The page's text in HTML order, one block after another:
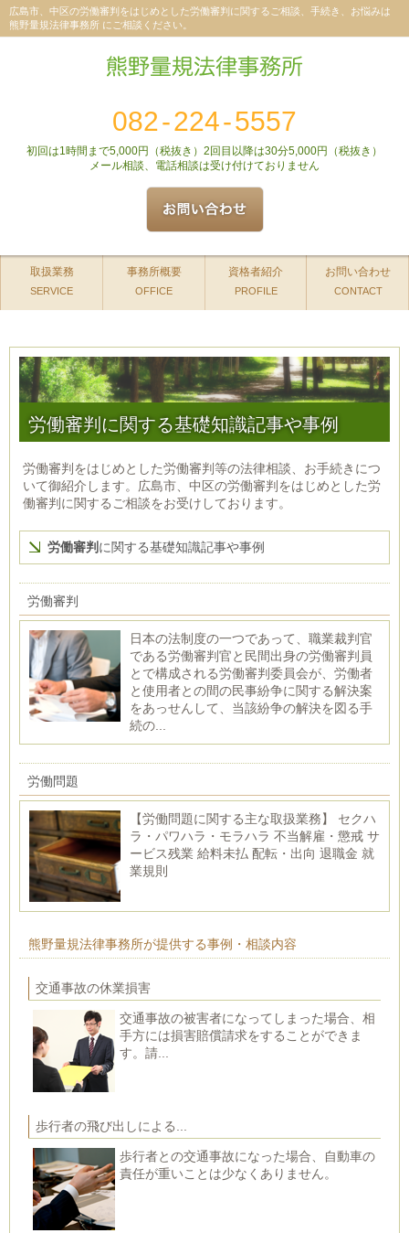
広島市、中区の労働審判をはじめとした労働審判に関するご相談、手続き、お悩みは
熊野量規法律事務所 にご相談ください。
082-224-5557
初回は1時間まで5,000円（税抜き）2回目以降は30分5,000円（税抜き）
メール相談、電話相談は受け付けておりません
取扱業務
SERVICE
事務所概要
OFFICE
資格者紹介
PROFILE
お問い合わせ
CONTACT
労働審判に関する基礎知識記事や事例
労働審判をはじめとした労働審判等の法律相談、お手続きにつ
いて御紹介します。広島市、中区の労働審判をはじめとした労
働審判に関するご相談をお受けしております。
労働審判 に関する基礎知識記事や事例
労働審判
日本の法制度の一つであって、職業裁判官
である労働審判官と民間出身の労働審判員
とで構成される労働審判委員会が、労働者
と使用者との間の民事紛争に関する解決案
をあっせんして、当該紛争の解決を図る手
続の...
労働問題
【労働問題に関する主な取扱業務】 セクハ
ラ・パワハラ・モラハラ 不当解雇・懲戒 サ
ービス残業 給料未払 配転・出向 退職金 就
業規則
熊野量規法律事務所が提供する事例・相談内容
交通事故の休業損害
交通事故の被害者になってしまった場合、相
手方には損害賠償請求をすることができま
す。請...
歩行者の飛び出しによる...
歩行者との交通事故になった場合、自動車の
責任が重いことは少なくありません。